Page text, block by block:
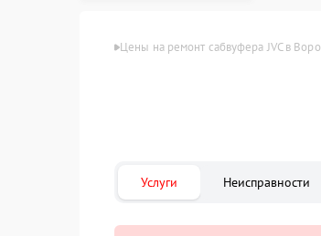
Цены Цены на ремонт сабвуфера JVC в
Услуги Неисправности